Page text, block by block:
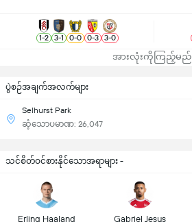
ပွဲစဉ်အချက်အလက်များ
Selhurst Park
ဆံ့သောပမာဏ: 26,047
1-2 3-1 0-0 0-3 3-0
အားလုံးကိုကြည့်မည်
သင်စိတ်ဝင်စားနိုင်သောအရာများ -
Erling Haaland Gabriel Jesus